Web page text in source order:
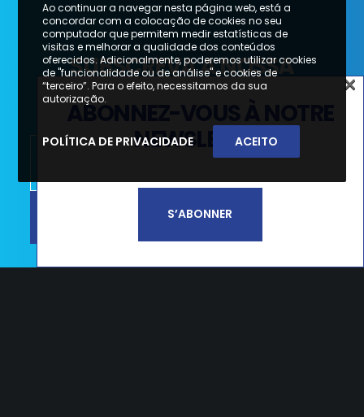
SUBSCREVA A NOSSA
NEWSLETTER
Li e aceito aPolítica de Privacidade e
Ao continuar a navegar nesta página web, está a
concordar com a colocação de cookies no seu
computador que permitem medir estatísticas de
visitas e melhorar a qualidade dos conteúdos
oferecidos. Adicionalmente, poderemos utilizar cookies
de "funcionalidade ou de análise" e cookies de
“terceiro”. Para o efeito, necessitamos da sua
autorização.
POLÍTICA DE PRIVACIDADE ACEITO
SUBSCREVA A NOSSA
NEWSLETTER
SUBSCREVER
×
ABONNEZ-VOUS À NOTRE
NEWSLETTER
S’ABONNER
×